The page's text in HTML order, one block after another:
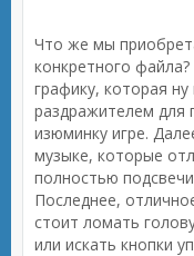
Что же мы
конкретного
графику, которая
раздражителем для
изюминку игре.
музыке, которые
полностью
Последнее,
стоит ломать
или искать кнопки